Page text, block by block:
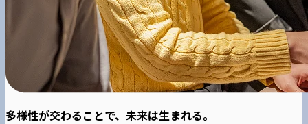
多様性が交わることで、未来は生まれる。